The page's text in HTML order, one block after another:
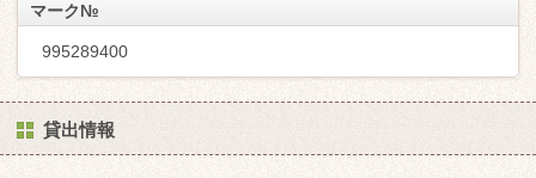
マーク№
995289400
貸出情報